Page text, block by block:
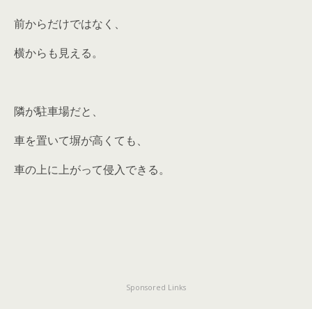
前からだけではなく、
横からも見える。
隣が駐車場だと、
車を置いて塀が高くても、
車の上に上がって侵入できる。
Sponsored Links